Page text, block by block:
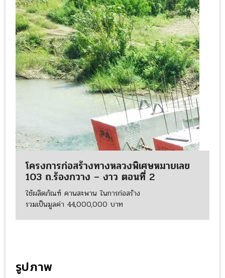
โครงการก่อสร้างทางหลวงพิเศษหมายเลข
103 ถ.ร้องกวาง – งาว ตอนที่ 2
ใช้ผลิตภัณฑ์ คานสะพาน ในการก่อสร้าง
รวมเป็นมูลค่า 44,000,000 บาท
รูปภาพ